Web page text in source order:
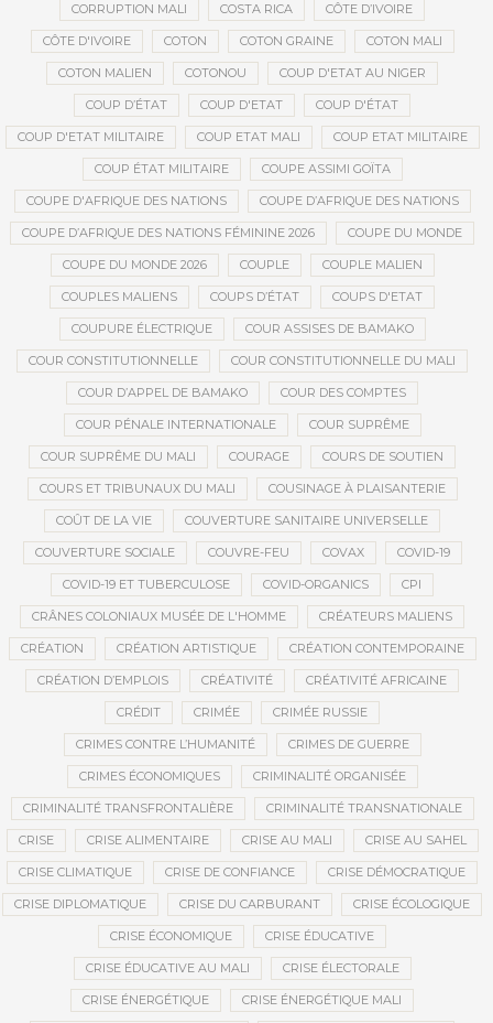
CORRUPTION MALI COSTA RICA CÔTE D’IVOIRE
CÔTE D'IVOIRE COTON COTON GRAINE COTON MALI
COTON MALIEN COTONOU COUP D'ETAT AU NIGER
COUP D’ÉTAT COUP D'ETAT COUP D'ÉTAT
COUP D'ETAT MILITAIRE COUP ETAT MALI COUP ETAT MILITAIRE
COUP ÉTAT MILITAIRE COUPE ASSIMI GOÏTA
COUPE D'AFRIQUE DES NATIONS COUPE D’AFRIQUE DES NATIONS
COUPE D’AFRIQUE DES NATIONS FÉMININE 2026 COUPE DU MONDE
COUPE DU MONDE 2026 COUPLE COUPLE MALIEN
COUPLES MALIENS COUPS D’ÉTAT COUPS D'ETAT
COUPURE ÉLECTRIQUE COUR ASSISES DE BAMAKO
COUR CONSTITUTIONNELLE COUR CONSTITUTIONNELLE DU MALI
COUR D’APPEL DE BAMAKO COUR DES COMPTES
COUR PÉNALE INTERNATIONALE COUR SUPRÊME
COUR SUPRÊME DU MALI COURAGE COURS DE SOUTIEN
COURS ET TRIBUNAUX DU MALI COUSINAGE À PLAISANTERIE
COÛT DE LA VIE COUVERTURE SANITAIRE UNIVERSELLE
COUVERTURE SOCIALE COUVRE-FEU COVAX COVID-19
COVID-19 ET TUBERCULOSE COVID-ORGANICS CPI
CRÂNES COLONIAUX MUSÉE DE L'HOMME CRÉATEURS MALIENS
CRÉATION CRÉATION ARTISTIQUE CRÉATION CONTEMPORAINE
CRÉATION D’EMPLOIS CRÉATIVITÉ CRÉATIVITÉ AFRICAINE
CRÉDIT CRIMÉE CRIMÉE RUSSIE
CRIMES CONTRE L’HUMANITÉ CRIMES DE GUERRE
CRIMES ÉCONOMIQUES CRIMINALITÉ ORGANISÉE
CRIMINALITÉ TRANSFRONTALIÈRE CRIMINALITÉ TRANSNATIONALE
CRISE CRISE ALIMENTAIRE CRISE AU MALI CRISE AU SAHEL
CRISE CLIMATIQUE CRISE DE CONFIANCE CRISE DÉMOCRATIQUE
CRISE DIPLOMATIQUE CRISE DU CARBURANT CRISE ÉCOLOGIQUE
CRISE ÉCONOMIQUE CRISE ÉDUCATIVE
CRISE ÉDUCATIVE AU MALI CRISE ÉLECTORALE
CRISE ÉNERGÉTIQUE CRISE ÉNERGÉTIQUE MALI